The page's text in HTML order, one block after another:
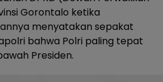
Gorontalo ketika
menyatakan sepakat
bahwa Polri paling tepat
Presiden.